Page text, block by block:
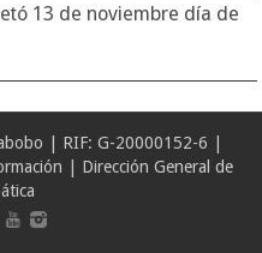
13 de noviembre día de
| RIF: G-20000152-6 |
| Dirección General de